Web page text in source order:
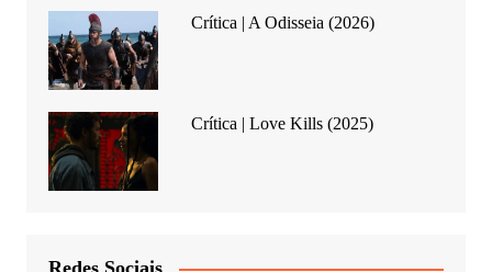
Crítica | A Odisseia (2026)
Crítica | Love Kills (2025)